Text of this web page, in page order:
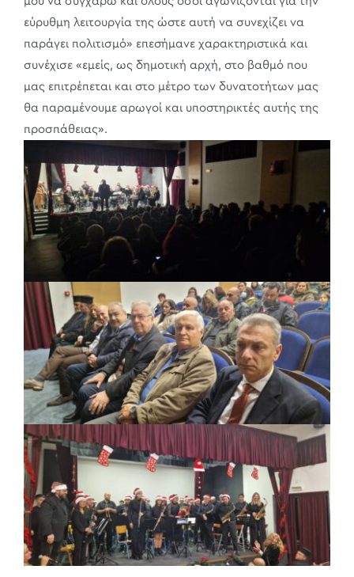
εύρυθμη λειτουργία της ώστε αυτή να συνεχίζει να
παράγει πολιτισμό» επεσήμανε χαρακτηριστικά και
συνέχισε «εμείς, ως δημοτική αρχή, στο βαθμό που
μας επιτρέπεται και στο μέτρο των δυνατοτήτων μας
θα παραμένουμε αρωγοί και υποστηρικτές αυτής της
προσπάθειας».